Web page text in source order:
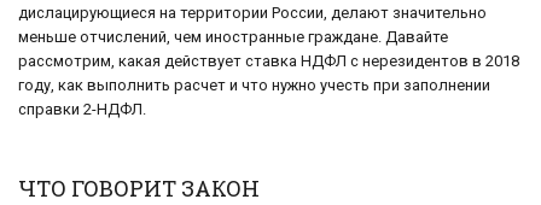
дислацирующиеся на территории России, делают значительно
меньше отчислений, чем иностранные граждане. Давайте
рассмотрим, какая действует ставка НДФЛ с нерезидентов в 2018
году, как выполнить расчет и что нужно учесть при заполнении
справки 2-НДФЛ.
ЧТО ГОВОРИТ ЗАКОН